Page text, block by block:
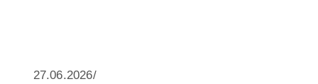
27.06.2026/